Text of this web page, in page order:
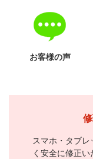
お客様の声
スマホ・タブ
く安全に修正い